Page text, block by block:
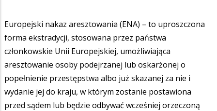
Europejski nakaz aresztowania (ENA) – to uproszczona
forma ekstradycji, stosowana przez państwa
członkowskie Unii Europejskiej, umożliwiająca
aresztowanie osoby podejrzanej lub oskarżonej o
popełnienie przestępstwa albo już skazanej za nie i
wydanie jej do kraju, w którym zostanie postawiona
przed sądem lub będzie odbywać wcześniej orzeczoną